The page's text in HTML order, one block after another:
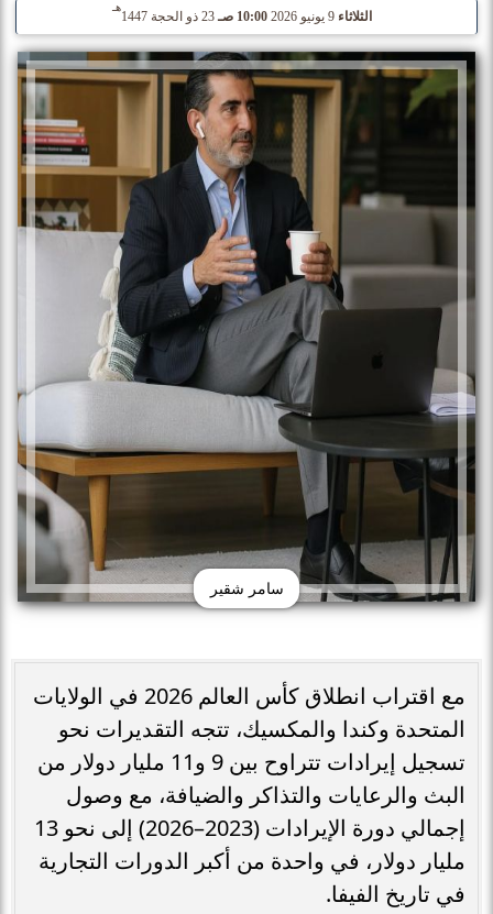
الثلاثاء 10:00 صـ 23 ذو الحجة 1447
هـ
سامر شقير
مع اقتراب انطلاق كأس العالم 2026 في الولايات
المتحدة وكندا والمكسيك، تتجه التقديرات نحو
تسجيل إيرادات تتراوح بين 9 و11 مليار دولار من
البث والرعايات والتذاكر والضيافة، مع وصول
إجمالي دورة الإيرادات (2023–2026) إلى نحو 13
مليار دولار، في واحدة من أكبر الدورات التجارية
في تاريخ الفيفا.